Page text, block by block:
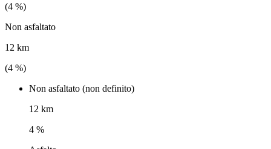
(4 %)
Non asfaltato
12 km
(4 %)
Non asfaltato (non definito)
12 km
4 %